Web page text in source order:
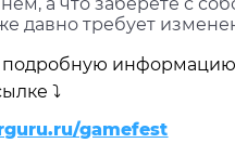
давно требует
подробную
⤵️
gamefest